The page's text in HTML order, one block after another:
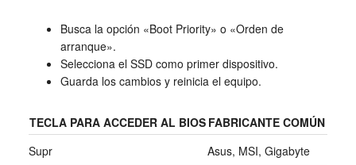
Busca la opción «Boot Priority» o «Orden de
arranque».
Selecciona el SSD como primer dispositivo.
Guarda los cambios y reinicia el equipo.
TECLA PARA ACCEDER AL BIOS FABRICANTE COMÚN
Supr
Asus, MSI, Gigabyte